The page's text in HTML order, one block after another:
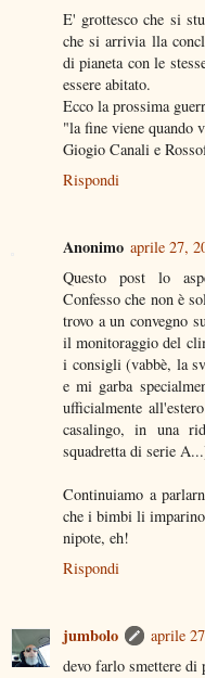
E' grottesco che si
che si arrivia lla
di pianeta con le
essere abitato.
Ecco la prossima
"la fine viene quando
Giogio Canali e
Rispondi
Anonimo aprile 27,
Questo post lo
Confesso che non è
trovo a un convegno
il monitoraggio del
i consigli (vabbè, la
e mi garba
ufficialmente
casalingo, in una
squadretta di serie
Continuiamo a
che i bimbi li
nipote, eh!
Rispondi
jumbolo
aprile
devo farlo smettere di